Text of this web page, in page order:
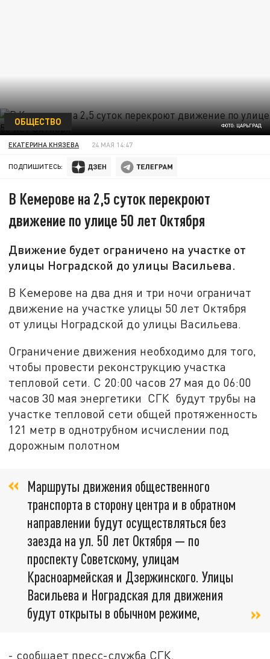
ФОТО: ЦАРЬГРАД
ОБЩЕСТВО
ЕКАТЕРИНА КНЯЗЕВА 24 МАЯ 14:47
ПОДПИШИТЕСЬ:
В Кемерове на 2,5 суток перекроют
движение по улице 50 лет Октября
Движение будет ограничено на участке от
улицы Ноградской до улицы Васильева.
В Кемерове на два дня и три ночи ограничат
движение на участке улицы 50 лет Октября
от улицы Ноградской до улицы Васильева.
Ограничение движения необходимо для того,
чтобы провести реконструкцию участка
тепловой сети. С 20:00 часов 27 мая до 06:00
часов 30 мая энергетики СГК будут трубы на
участке тепловой сети общей протяженность
121 метр в однотрубном исчислении под
дорожным полотном
Маршруты движения общественного
транспорта в сторону центра и в обратном
направлении будут осуществляться без
заезда на ул. 50 лет Октября — по
проспекту Советскому, улицам
Красноармейская и Дзержинского. Улицы
Васильева и Ноградская для движения
будут открыты в обычном режиме,
- сообщает пресс-служба СГК.